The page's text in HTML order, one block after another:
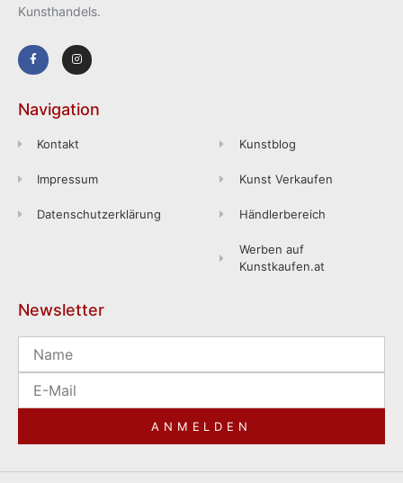
Kunsthandels.
Navigation
Kontakt
Impressum
Datenschutzerklärung
Kunstblog
Kunst Verkaufen
Händlerbereich
Werben auf
Kunstkaufen.at
Newsletter
ANMELDEN